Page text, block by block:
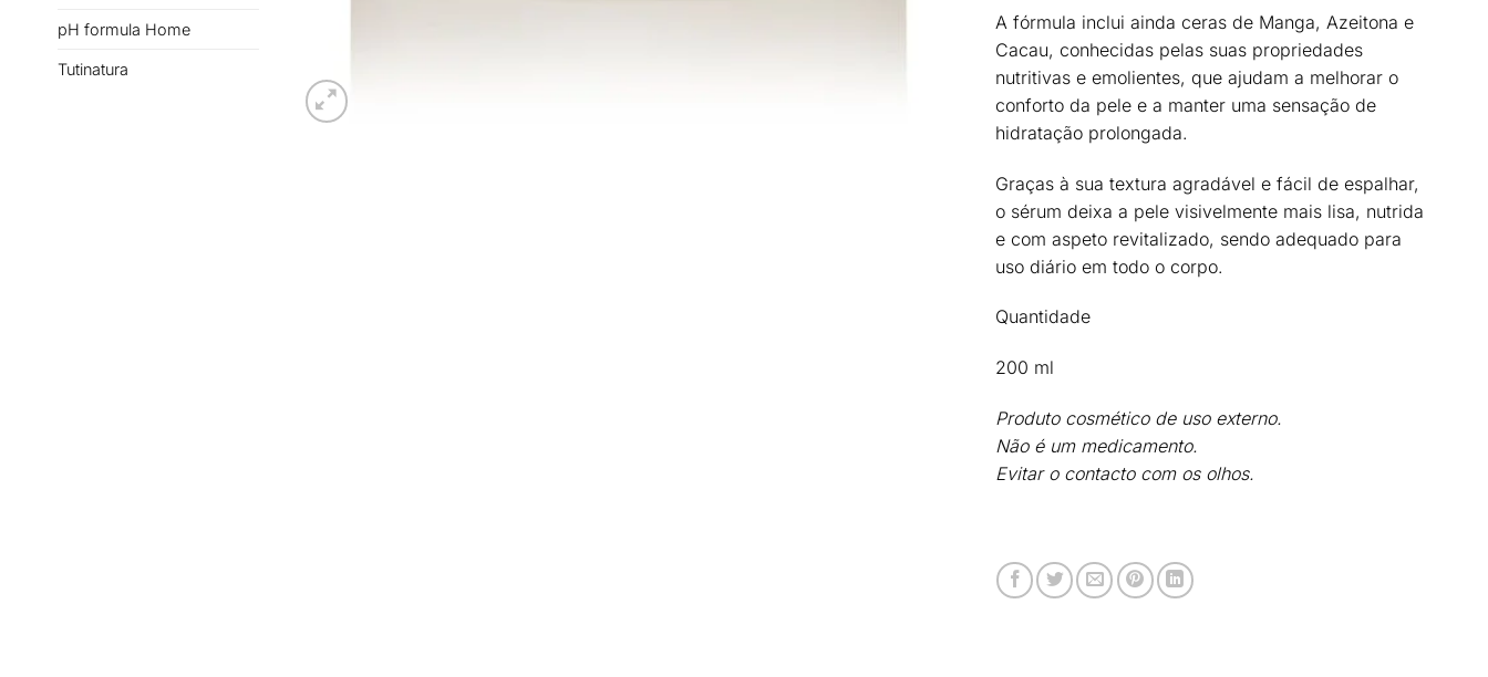
pH formula Home
Tutinatura
A fórmula inclui ainda ceras de Manga, Azeitona e
Cacau, conhecidas pelas suas propriedades
nutritivas e emolientes, que ajudam a melhorar o
conforto da pelee a manter uma sensação de
hidratação prolongada.
Graças à sua textura agradável e fácil de espalhar,
o sérum deixa a pele visivelmente mais lisa, nutrida
e com aspeto revitalizado, sendo adequado para
uso diário em todo o corpo.
Quantidade
200 ml
Produto cosmético de uso externo.
Não é um medicamento.
Evitar o contacto com os olhos.